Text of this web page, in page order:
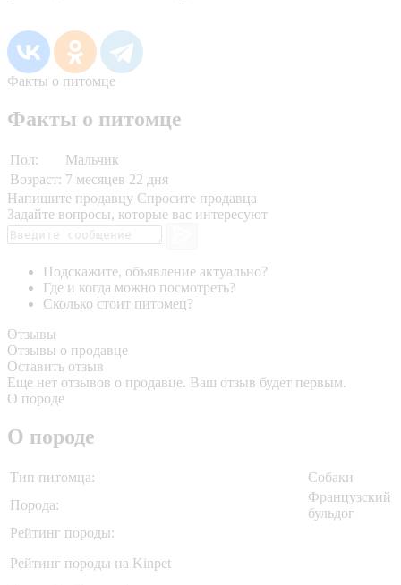
Факты о питомце
Факты о питомце
Пол:
Мальчик
Возраст: 7 месяцев 22 дня
Напишите продавцу Спросите продавца
Задайте вопросы, которые вас интересуют
Подскажите, объявление актуально?
Где и когда можно посмотреть?
Сколько стоит питомец?
Отзывы
Отзывы о продавце
Оставить отзыв
Еще нет отзывов о продавце. Ваш отзыв будет первым.
О породе
О породе
Тип питомца:
Собаки
Порода:
Французский
бульдог
Рейтинг породы:
Рейтинг породы на Kinpet